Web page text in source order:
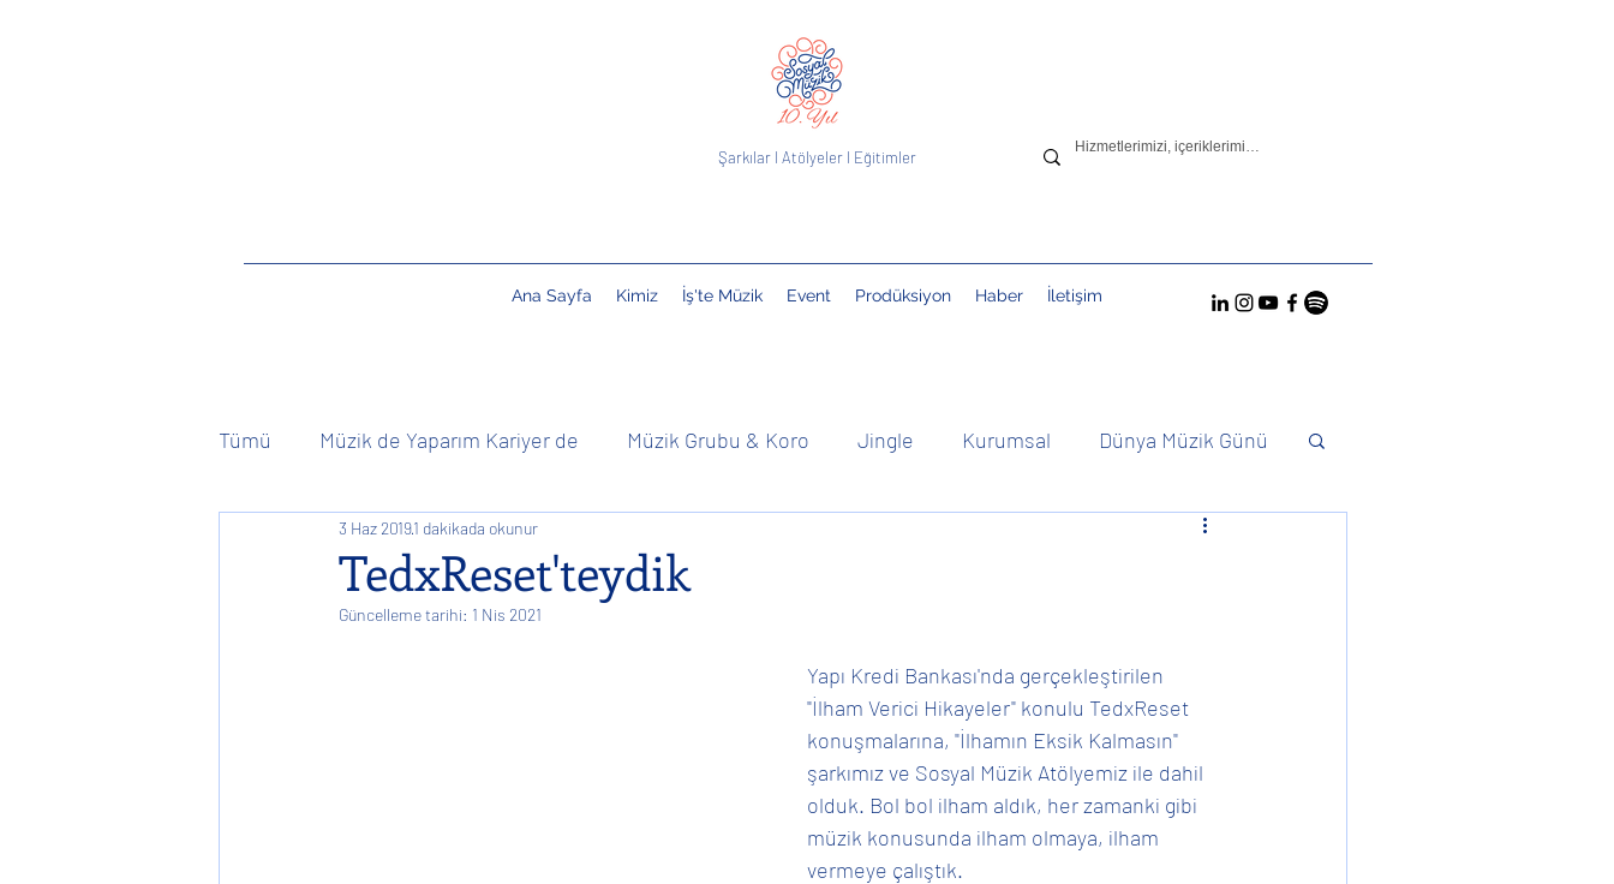
Şarkılar I Atölyeler I Eğitimler
Ana Sayfa Kimiz İş'te Müzik Event Prodüksiyon Haber İletişim
Tümü Müzik de Yaparım Kariyer de Müzik Grubu & Koro Jingle Kurumsal Dünya Müzik Günü
Kişiye Özel Canlı Müzik & DJ Konuktuk
TedxReset'teydik
3 Haz 20191 dakikada okunur
Güncelleme tarihi: 1 Nis 2021
Yapı Kredi Bankası'nda gerçekleştirilen
"İlham Verici Hikayeler" konulu TedxReset
konuşmalarına, "İlhamın Eksik Kalmasın"
şarkımız ve Sosyal Müzik Atölyemiz ile dahil
olduk. Bol bol ilham aldık, her zamanki gibi
müzik konusunda ilham olmaya, ilham
vermeye çalıştık.